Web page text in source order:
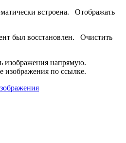
встроена. Отображать
был восстановлен. Очистить
изображения напрямую.
изображения по ссылке.